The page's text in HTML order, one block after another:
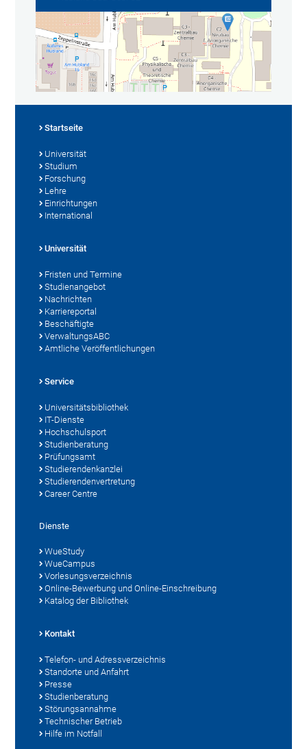
Startseite
Universität
Studium
Forschung
Lehre
Einrichtungen
International
Universität
Fristen und Termine
Studienangebot
Nachrichten
Karriereportal
Beschäftigte
VerwaltungsABC
Amtliche Veröffentlichungen
Service
Universitätsbibliothek
IT-Dienste
Hochschulsport
Studienberatung
Prüfungsamt
Studierendenkanzlei
Studierendenvertretung
Career Centre
Dienste
WueStudy
WueCampus
Vorlesungsverzeichnis
Online-Bewerbung und Online-Einschreibung
Katalog der Bibliothek
Kontakt
Telefon- und Adressverzeichnis
Standorte und Anfahrt
Presse
Studienberatung
Störungsannahme
Technischer Betrieb
Hilfe im Notfall